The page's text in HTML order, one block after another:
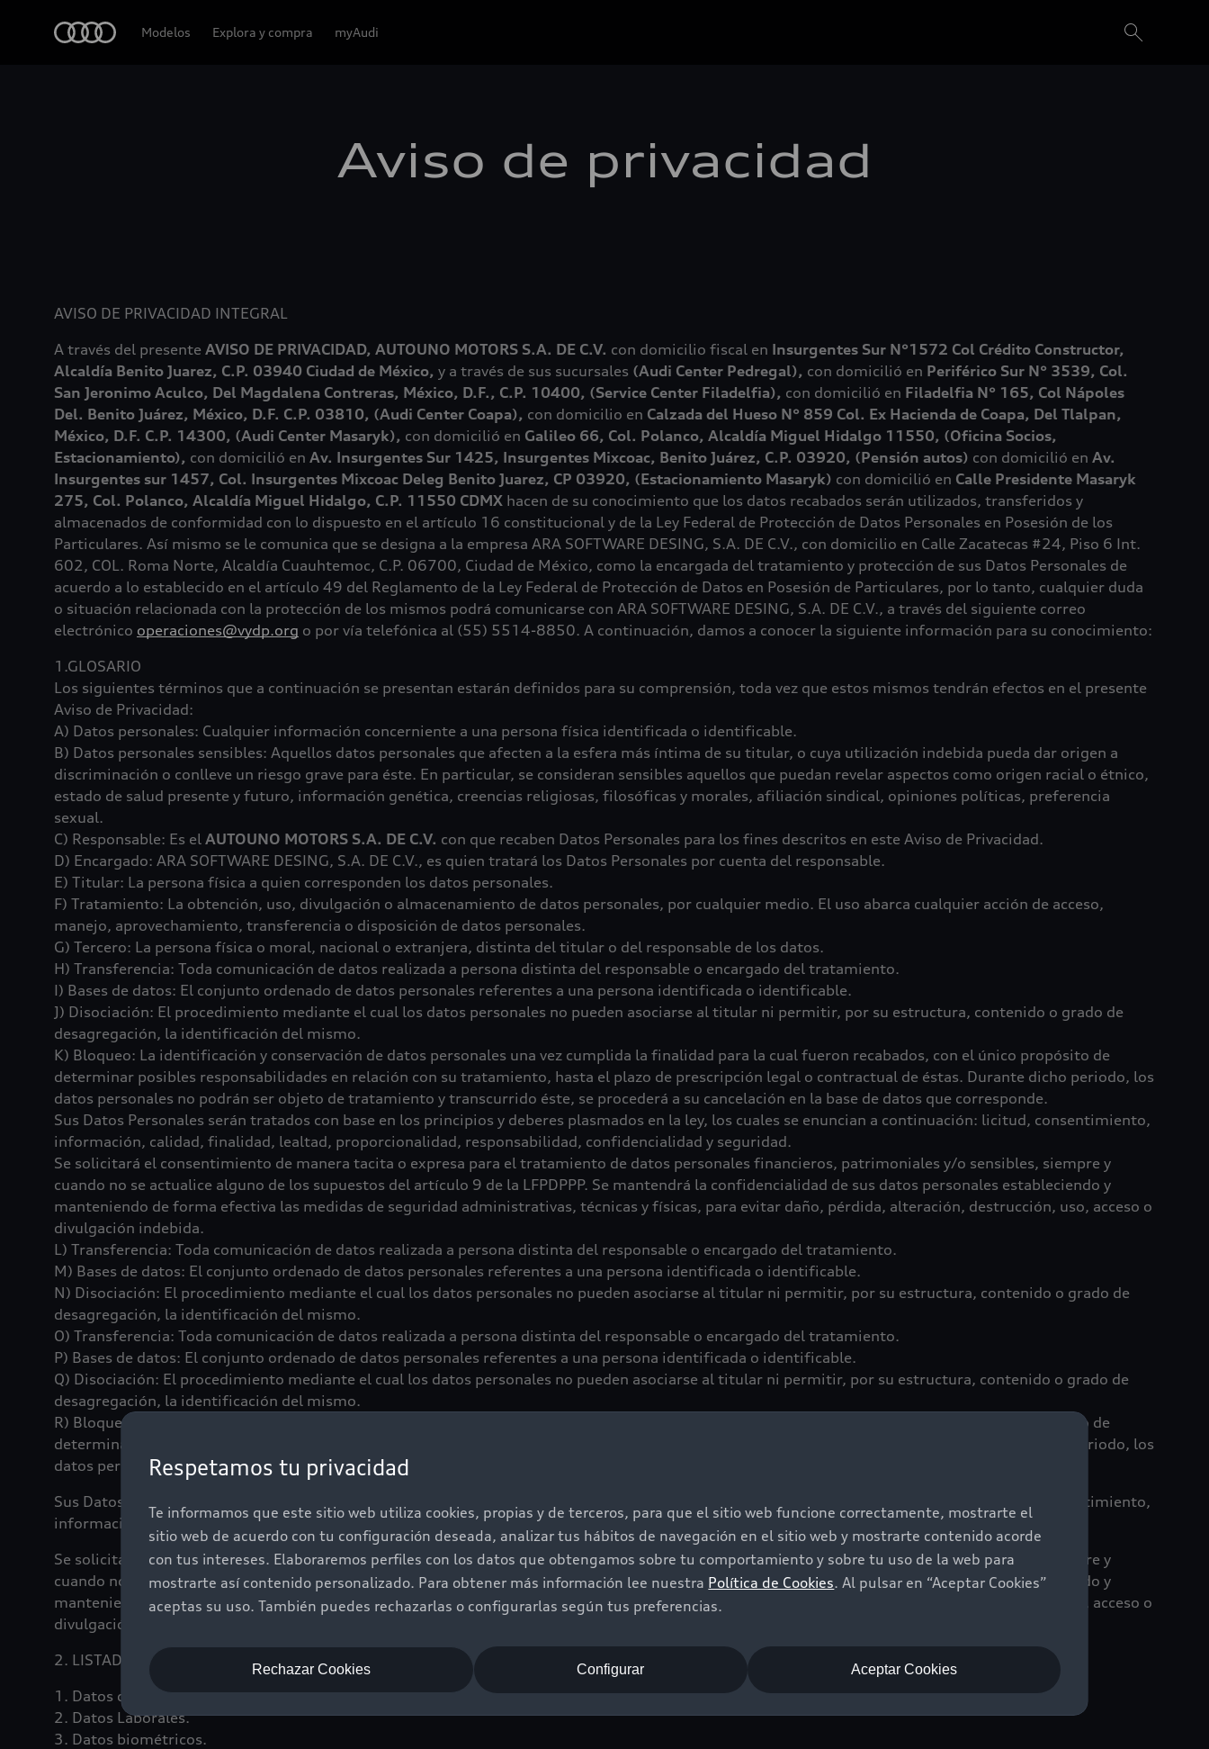
Respetamos tu privacidad
Te informamos que este sitio web utiliza cookies, propias y de terceros, para que el sitio web funcione correctamente, mostrarte el
sitio web de acuerdo con tu configuración deseada, analizar tus hábitos de navegación en el sitio web y mostrarte contenido acorde
con tus intereses. Elaboraremos perfiles con los datos que obtengamos sobre tu comportamiento y sobre tu uso de la web para
mostrarte así contenido personalizado. Para obtener más información lee nuestra Política de Cookies. Al pulsar en “Aceptar Cookies”
aceptas su uso. También puedes rechazarlas o configurarlas según tus preferencias.
Aceptar Cookies
Rechazar Cookies Configurar
Modelos Explora y compra myAudi
Aviso de privacidad
AVISO DE PRIVACIDAD INTEGRAL
A través del presente AVISO DE PRIVACIDAD, AUTOUNO MOTORS S.A. DE C.V. con domicilio fiscal en Insurgentes Sur N°1572 Col Crédito Constructor,
Alcaldía Benito Juarez, C.P. 03940 Ciudad de México, y a través de sus sucursales (Audi Center Pedregal), con domicilió en Periférico Sur N° 3539, Col.
San Jeronimo Aculco, Del Magdalena Contreras, México, D.F., C.P. 10400, (Service Center Filadelfia), con domicilió en Filadelfia N° 165, Col Nápoles
Del. Benito Juárez, México, D.F. C.P. 03810, (Audi Center Coapa), con domicilio en Calzada del Hueso N° 859 Col. Ex Hacienda de Coapa, Del Tlalpan,
México, D.F. C.P. 14300, (Audi Center Masaryk), con domicilió en Galileo 66, Col. Polanco, Alcaldía Miguel Hidalgo 11550, (Oficina Socios,
Estacionamiento), con domicilió en Av. Insurgentes Sur 1425, Insurgentes Mixcoac, Benito Juárez, C.P. 03920, (Pensión autos) con domicilió en Av.
Insurgentes sur 1457, Col. Insurgentes Mixcoac Deleg Benito Juarez, CP 03920, (Estacionamiento Masaryk) con domicilió en Calle Presidente Masaryk
275, Col. Polanco, Alcaldía Miguel Hidalgo, C.P. 11550 CDMX hacen de su conocimiento que los datos recabados serán utilizados, transferidos y
almacenados de conformidad con lo dispuesto en el artículo 16 constitucional y de la Ley Federal de Protección de Datos Personales en Posesión de los
Particulares. Así mismo se le comunica que se designa a la empresa ARA SOFTWARE DESING, S.A. DE C.V., con domicilio en Calle Zacatecas #24, Piso 6 Int.
602, COL. Roma Norte, Alcaldía Cuauhtemoc, C.P. 06700, Ciudad de México, como la encargada del tratamiento y protección de sus Datos Personales de
acuerdo a lo establecido en el artículo 49 del Reglamento de la Ley Federal de Protección de Datos en Posesión de Particulares, por lo tanto, cualquier duda
o situación relacionada con la protección de los mismos podrá comunicarse con ARA SOFTWARE DESING, S.A. DE C.V., a través del siguiente correo
electrónico operaciones@vydp.org o por vía telefónica al (55) 5514-8850. A continuación, damos a conocer la siguiente información para su conocimiento:
1.GLOSARIO
Los siguientes términos que a continuación se presentan estarán definidos para su comprensión, toda vez que estos mismos tendrán efectos en el presente
Aviso de Privacidad:
A) Datos personales: Cualquier información concerniente a una persona física identificada o identificable.
B) Datos personales sensibles: Aquellos datos personales que afecten a la esfera más íntima de su titular, o cuya utilización indebida pueda dar origen a
discriminación o conlleve un riesgo grave para éste. En particular, se consideran sensibles aquellos que puedan revelar aspectos como origen racial o étnico,
estado de salud presente y futuro, información genética, creencias religiosas, filosóficas y morales, afiliación sindical, opiniones políticas, preferencia
sexual.
C) Responsable: Es el AUTOUNO MOTORS S.A. DE C.V. con que recaben Datos Personales para los fines descritos en este Aviso de Privacidad.
D) Encargado: ARA SOFTWARE DESING, S.A. DE C.V., es quien tratará los Datos Personales por cuenta del responsable.
E) Titular: La persona física a quien corresponden los datos personales.
F) Tratamiento: La obtención, uso, divulgación o almacenamiento de datos personales, por cualquier medio. El uso abarca cualquier acción de acceso,
manejo, aprovechamiento, transferencia o disposición de datos personales.
G) Tercero: La persona física o moral, nacional o extranjera, distinta del titular o del responsable de los datos.
H) Transferencia: Toda comunicación de datos realizada a persona distinta del responsable o encargado del tratamiento.
I) Bases de datos: El conjunto ordenado de datos personales referentes a una persona identificada o identificable.
J) Disociación: El procedimiento mediante el cual los datos personales no pueden asociarse al titular ni permitir, por su estructura, contenido o grado de
desagregación, la identificación del mismo.
K) Bloqueo: La identificación y conservación de datos personales una vez cumplida la finalidad para la cual fueron recabados, con el único propósito de
determinar posibles responsabilidades en relación con su tratamiento, hasta el plazo de prescripción legal o contractual de éstas. Durante dicho periodo, los
datos personales no podrán ser objeto de tratamiento y transcurrido éste, se procederá a su cancelación en la base de datos que corresponde.
Sus Datos Personales serán tratados con base en los principios y deberes plasmados en la ley, los cuales se enuncian a continuación: licitud, consentimiento,
información, calidad, finalidad, lealtad, proporcionalidad, responsabilidad, confidencialidad y seguridad.
Se solicitará el consentimiento de manera tacita o expresa para el tratamiento de datos personales financieros, patrimoniales y/o sensibles, siempre y
cuando no se actualice alguno de los supuestos del artículo 9 de la LFPDPPP. Se mantendrá la confidencialidad de sus datos personales estableciendo y
manteniendo de forma efectiva las medidas de seguridad administrativas, técnicas y físicas, para evitar daño, pérdida, alteración, destrucción, uso, acceso o
divulgación indebida.
L) Transferencia: Toda comunicación de datos realizada a persona distinta del responsable o encargado del tratamiento.
M) Bases de datos: El conjunto ordenado de datos personales referentes a una persona identificada o identificable.
N) Disociación: El procedimiento mediante el cual los datos personales no pueden asociarse al titular ni permitir, por su estructura, contenido o grado de
desagregación, la identificación del mismo.
O) Transferencia: Toda comunicación de datos realizada a persona distinta del responsable o encargado del tratamiento.
P) Bases de datos: El conjunto ordenado de datos personales referentes a una persona identificada o identificable.
Q) Disociación: El procedimiento mediante el cual los datos personales no pueden asociarse al titular ni permitir, por su estructura, contenido o grado de
desagregación, la identificación del mismo.
R) Bloqueo: La identificación y conservación de datos personales una vez cumplida la finalidad para la cual fueron recabados, con el único propósito de
determinar posibles responsabilidades en relación con su tratamiento, hasta el plazo de prescripción legal o contractual de éstas. Durante dicho periodo, los
datos personales no podrán ser objeto de tratamiento y transcurrido éste, se procederá a su cancelación en la base de datos que corresponde.
Sus Datos Personales serán tratados con base en los principios y deberes plasmados en la ley, los cuales se enuncian a continuación: licitud, consentimiento,
información, calidad, finalidad, lealtad, proporcionalidad, responsabilidad, confidencialidad y seguridad.
Se solicitará el consentimiento de manera tacita o expresa para el tratamiento de datos personales financieros, patrimoniales y/o sensibles, siempre y
cuando no se actualice alguno de los supuestos del artículo 9 de la LFPDPPP. Se mantendrá la confidencialidad de sus datos personales estableciendo y
manteniendo de forma efectiva las medidas de seguridad administrativas, técnicas y físicas, para evitar daño, pérdida, alteración, destrucción, uso, acceso o
divulgación indebida.
2. LISTADO DE DATOS PERSONALES QUE ESTARÁN SUJETAS AL TRATAMIENTO
1. Datos de identificación y contacto.
2. Datos Laborales.
3. Datos biométricos.